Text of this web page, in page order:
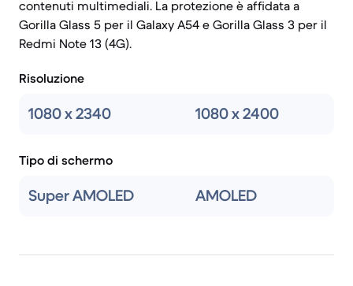
contenuti multimediali. La protezione è affidata a
Gorilla Glass 5 per il Galaxy A54 e Gorilla Glass 3 per il
Redmi Note 13 (4G).
Risoluzione
1080 x 2340 1080 x 2400
Tipo di schermo
Super AMOLED AMOLED